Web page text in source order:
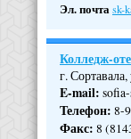
Эл. почтаsk-
Колледж-
г.
E-mail:
Телефон: 8-
Факс: 8